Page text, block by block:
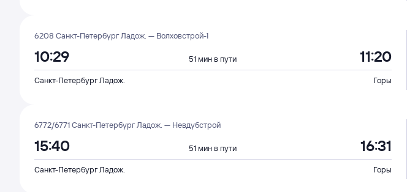
6208 Санкт-Петербург Ладож. — Волховстрой-1
10:29 51 мин в пути 11:20
Санкт-Петербург Ладож. Горы
6772/6771 Санкт-Петербург Ладож. — Невдубстрой
15:40 51 мин в пути 16:31
Санкт-Петербург Ладож. Горы